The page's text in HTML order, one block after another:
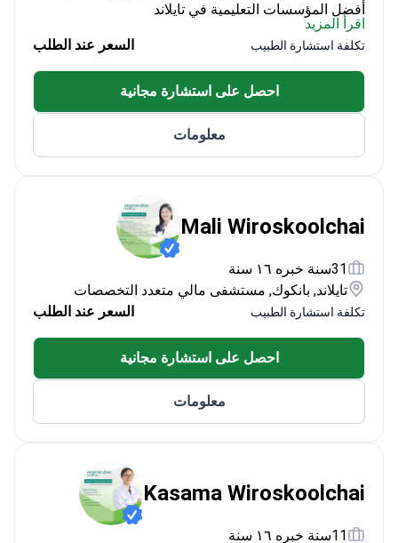
أفضل المؤسسات التعليمية في تايلاند
متخصص في دمج الوخز بالإبر مع رعاية القلب والأوعية
الدموية
يتقن اللغتين الإنجليزية والتايلاندية لضمان تواصل واضح
اقرأ المزيد
تكلفة استشارة الطبيب السعر عند الطلب
احصل على استشارة مجانية
معلومات
Mali Wiroskoolchai
31سنة خبره ١٦ سنة
تايلاند, بانكوك, مستشفى مالي متعدد التخصصات
تكلفة استشارة الطبيب السعر عند الطلب
احصل على استشارة مجانية
معلومات
Kasama Wiroskoolchai
11سنة خبره ١٦ سنة